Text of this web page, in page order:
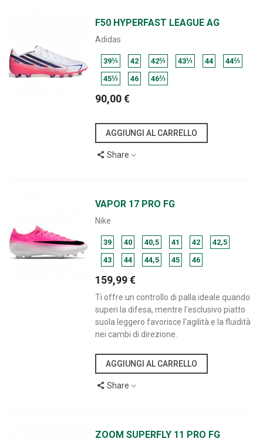
F50 HYPERFAST LEAGUE AG
Adidas
39⅓ 42 42⅔ 43⅓ 44
44⅔
45⅓
46 46⅔
90,00 €
AGGIUNGI AL CARRELLO
Share
VAPOR 17 PRO FG
Nike
39 40 40,5 41 42
42,5
43
44 44,5 45 46
159,99 €
Ti offre un controllo di palla ideale quando
superi la difesa, mentre l'esclusivo piatto
suola leggero favorisce l'agilità e la fluidità
nei cambi di direzione.
AGGIUNGI AL CARRELLO
Share
ZOOM SUPERFLY 11 PRO FG